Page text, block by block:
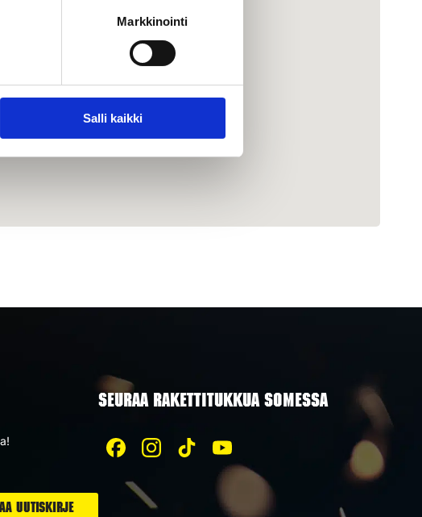
Markkinointi
Salli kaikki
SEURAA RAKETTITUKKUA SOMESSA